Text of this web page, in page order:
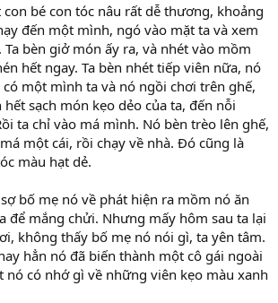
bé con tóc nâu rất dễ thương, khoảng
đến một mình, ngó vào mặt ta và xem
bèn giở món ấy ra, và nhét vào mồm
hết ngay. Ta bèn nhét tiếp viên nữa, nó
có một mình ta và nó ngồi chơi trên ghế,
sạch món kẹo dẻo của ta, đến nỗi
ta chỉ vào má mình. Nó bèn trèo lên ghế,
một cái, rồi chạy về nhà. Đó cũng là
màu hạt dẻ.
bố mẹ nó về phát hiện ra mồm nó ăn
để mắng chửi. Nhưng mấy hôm sau ta lại
không thấy bố mẹ nó nói gì, ta yên tâm.
hẳn nó đã biến thành một cô gái ngoài
nó có nhớ gì về những viên kẹo màu xanh